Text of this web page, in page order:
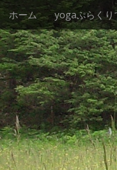
M
a
i
n
m
e
n
u
S
i
p
t
o
c
o
n
t
e
n
t
ホーム yogaぷらく